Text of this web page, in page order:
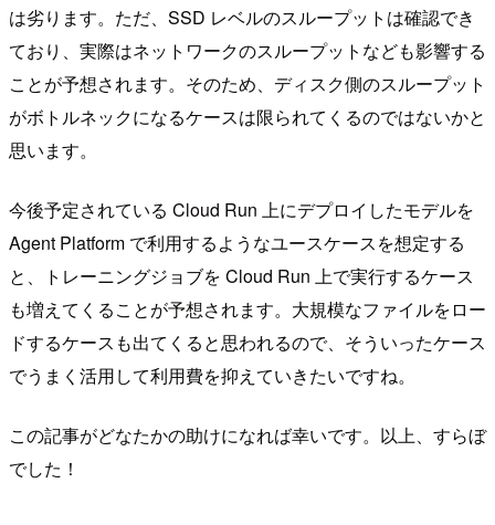
は劣ります。ただ、SSD レベルのスループットは確認でき
ており、実際はネットワークのスループットなども影響する
ことが予想されます。そのため、ディスク側のスループット
がボトルネックになるケースは限られてくるのではないかと
思います。
今後予定されている Cloud Run 上にデプロイしたモデルを
Agent Platform で利用するようなユースケースを想定する
と、トレーニングジョブを Cloud Run 上で実行するケース
も増えてくることが予想されます。大規模なファイルをロー
ドするケースも出てくると思われるので、そういったケース
でうまく活用して利用費を抑えていきたいですね。
この記事がどなたかの助けになれば幸いです。以上、すらぼ
でした！